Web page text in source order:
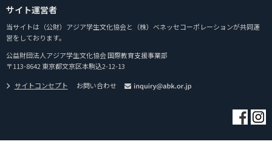
サイト運営者
当サイトは（公財）アジア学生文化協会と（株）ベネッセコーポレーションが共同運
営をしております。
公益財団法人アジア学生文化協会 国際教育支援事業部
〒113-8642 東京都文京区本駒込2-12-13
サイトコンセプト
お問い合わせ